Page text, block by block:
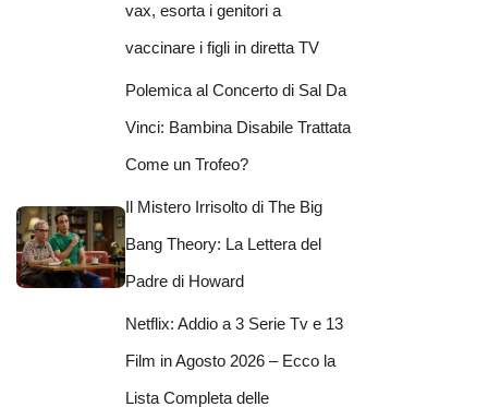
vax, esorta i genitori a
vaccinare i figli in diretta TV
Polemica al Concerto di Sal Da
Vinci: Bambina Disabile Trattata
Come un Trofeo?
Il Mistero Irrisolto di The Big
Bang Theory: La Lettera del
Padre di Howard
Netflix: Addio a 3 Serie Tv e 13
Film in Agosto 2026 – Ecco la
Lista Completa delle